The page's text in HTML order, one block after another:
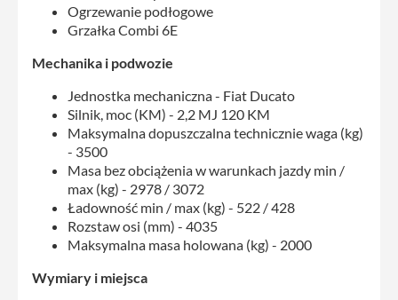
Ogrzewanie podłogowe
Grzałka Combi 6E
Mechanika i podwozie
Jednostka mechaniczna - Fiat Ducato
Silnik, moc (KM) - 2,2 MJ 120 KM
Maksymalna dopuszczalna technicznie waga (kg)
- 3500
Masa bez obciążenia w warunkach jazdy min /
max (kg) - 2978 / 3072
Ładowność min / max (kg) - 522 / 428
Rozstaw osi (mm) - 4035
Maksymalna masa holowana (kg) - 2000
Wymiary i miejsca